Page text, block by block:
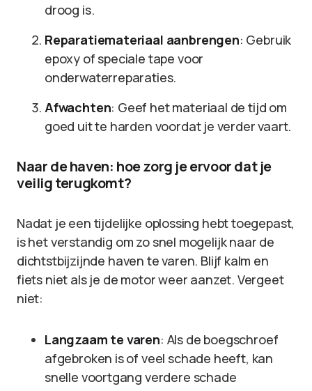
droog is.
Reparatiemateriaal aanbrengen: Gebruik
epoxy of speciale tape voor
onderwaterreparaties.
Afwachten: Geef het materiaal de tijd om
goed uit te harden voordat je verder vaart.
Naar de haven: hoe zorg je ervoor dat je
veilig terugkomt?
Nadat je een tijdelijke oplossing hebt toegepast,
is het verstandig om zo snel mogelijk naar de
dichtstbijzijnde haven te varen. Blijf kalm en
fiets niet als je de motor weer aanzet. Vergeet
niet:
Langzaam te varen: Als de boegschroef
afgebroken is of veel schade heeft, kan
snelle voortgang verdere schade